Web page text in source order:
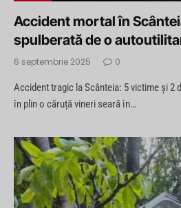
Accident mortal în
spulberată de o
6 septembrie 2025 0
Accident tragic la Scânteia: 5 victime și 2
în plin o căruță vineri seară în…